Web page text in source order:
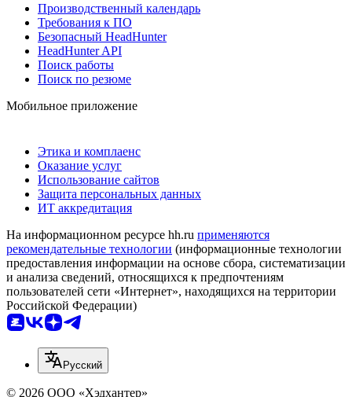
Производственный календарь
Требования к ПО
Безопасный HeadHunter
HeadHunter API
Поиск работы
Поиск по резюме
Мобильное приложение
Этика и комплаенс
Оказание услуг
Использование сайтов
Защита персональных данных
ИТ аккредитация
На информационном ресурсе hh.ru применяются
рекомендательные технологии (информационные технологии
предоставления информации на основе сбора, систематизации
и анализа сведений, относящихся к предпочтениям
пользователей сети «Интернет», находящихся на территории
Российской Федерации)
Русский
© 2026 ООО «Хэдхантер»